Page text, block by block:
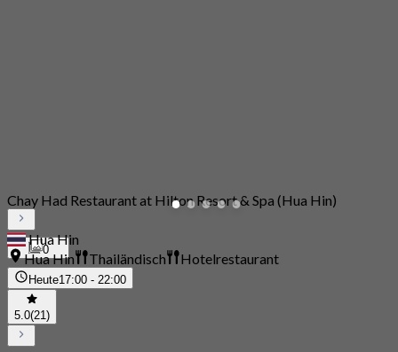
0
Chay Had Restaurant at Hilton Resort & Spa (Hua Hin)
Hua Hin
Hua Hin
Thailändisch Hotelrestaurant
Heute17:00 - 22:00
5.0(21)